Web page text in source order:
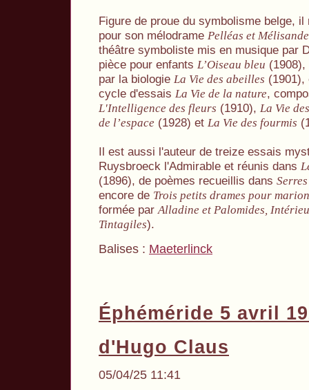
Figure de proue du symbolisme belge,
pour son mélodrame Pelléas et Mélisande
théâtre symboliste mis en musique par
pièce pour enfants L’Oiseau bleu
par la biologie La Vie des abeilles
cycle d'essais La Vie de la nature,
L'Intelligence des fleurs (1910), La Vie
de l’espace (1928) et La Vie des fourmis
Il est aussi l'auteur de treize essais
Ruysbroeck l'Admirable et réunis dans
(1896), de poèmes recueillis dans
encore de Trois petits drames pour
formée parAlladine et Palomides,
Tintagiles).
Balises : Maeterlinck
Éphéméride 5 avril
d'Hugo Claus
05/04/25 11:41